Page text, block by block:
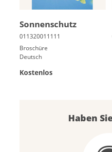
Son­nen­schutz
Broschüre
Deutsch
Kostenlos
Haben